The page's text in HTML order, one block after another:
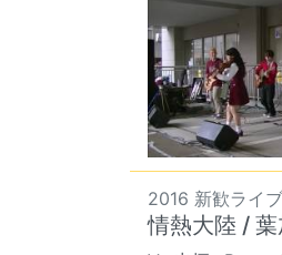
2016 新歓ライ
情熱大陸 /